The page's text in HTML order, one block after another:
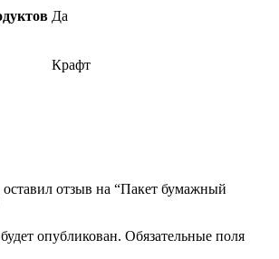
Да
Крафт
отзыв на “Пакет бумажный
опубликован. Обязательные поля